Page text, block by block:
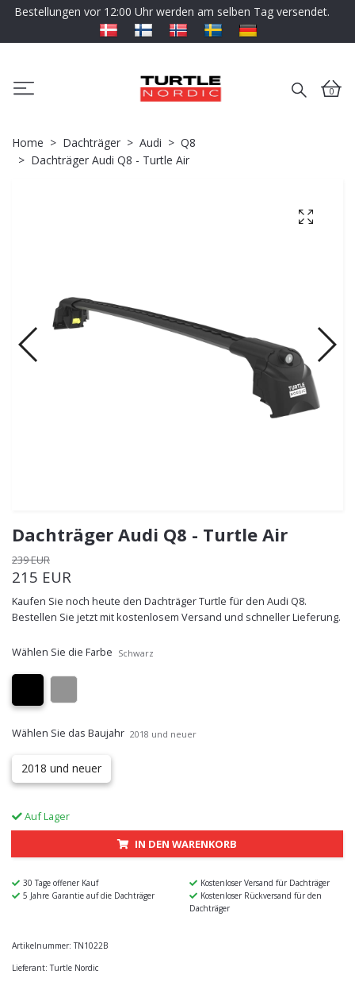
Bestellungen vor 12:00 Uhr werden am selben Tag versendet.
0
Home Dachträger Audi
Q8
Dachträger Audi Q8 - Turtle Air
Dachträger Audi Q8 - Turtle Air
239 EUR
215 EUR
Kaufen Sie noch heute den Dachträger Turtle für den Audi Q8.
Bestellen Sie jetzt mit kostenlosem Versand und schneller Lieferung.
Wählen Sie die Farbe Schwarz
Wählen Sie das Baujahr 2018 und neuer
2018 und neuer
Auf Lager
IN DEN WARENKORB
30 Tage offener Kauf
Kostenloser Versand für Dachträger
5 Jahre Garantie auf die Dachträger
Kostenloser Rückversand für den
Dachträger
Artikelnummer: TN1022B
Lieferant: Turtle Nordic